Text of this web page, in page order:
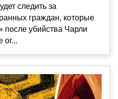
следить за
граждан, которые
после убийства Чарли
ог...